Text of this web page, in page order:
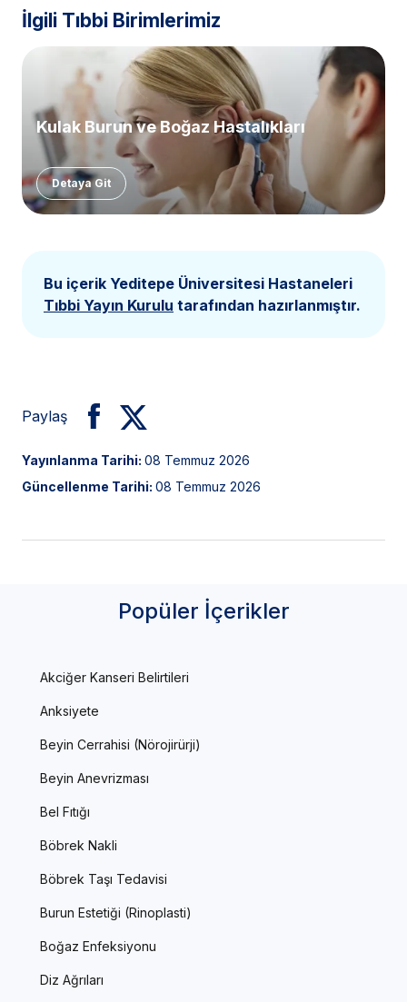
İlgili Tıbbi Birimlerimiz
Kulak Burun ve Boğaz Hastalıkları
Detaya Git
Bu içerik Yeditepe Üniversitesi Hastaneleri
Tıbbi Yayın Kurulu tarafından hazırlanmıştır.
Paylaş
Yayınlanma Tarihi: 08 Temmuz 2026
Güncellenme Tarihi: 08 Temmuz 2026
Popüler İçerikler
Akciğer Kanseri Belirtileri
Anksiyete
Beyin Cerrahisi (Nörojirürji)
Beyin Anevrizması
Bel Fıtığı
Böbrek Nakli
Böbrek Taşı Tedavisi
Burun Estetiği (Rinoplasti)
Boğaz Enfeksiyonu
Diz Ağrıları